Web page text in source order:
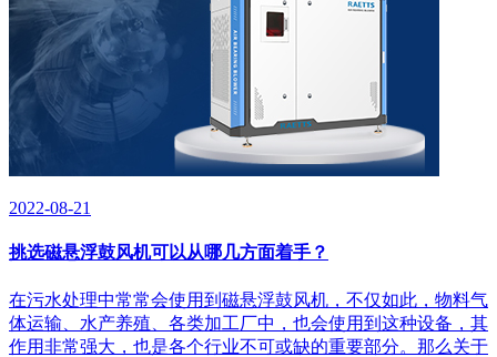
2022-08-21
挑选磁悬浮鼓风机可以从哪几方面着手？
​在污水处理中常常会使用到磁悬浮鼓风机，不仅如此，物料气
体运输、水产养殖、各类加工厂中，也会使用到这种设备，其
作用非常强大，也是各个行业不可或缺的重要部分。那么关于